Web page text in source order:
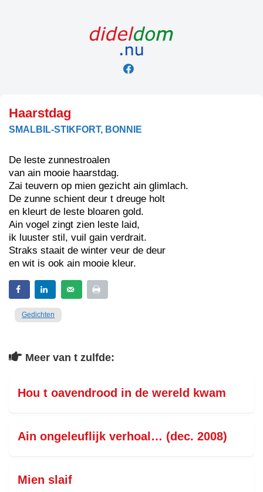
Haarstdag
SMALBIL-STIKFORT, BONNIE
De leste zunnestroalen
van ain mooie haarstdag.
Zai teuvern op mien gezicht ain glimlach.
De zunne schient deur t dreuge holt
en kleurt de leste bloaren gold.
Ain vogel zingt zien leste laid,
ik luuster stil, vuil gain verdrait.
Straks staait de winter veur de deur
en wit is ook ain mooie kleur.
Gedichten
Meer van t zulfde:
Hou t oavendrood in de wereld kwam
Ain ongeleuflijk verhoal… (dec. 2008)
Mien slaif